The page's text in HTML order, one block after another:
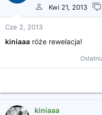
k
o
c
Kwi 21, 2013
Cze 2, 2013
kiniaaa róże rewelacja!
kiniaaa